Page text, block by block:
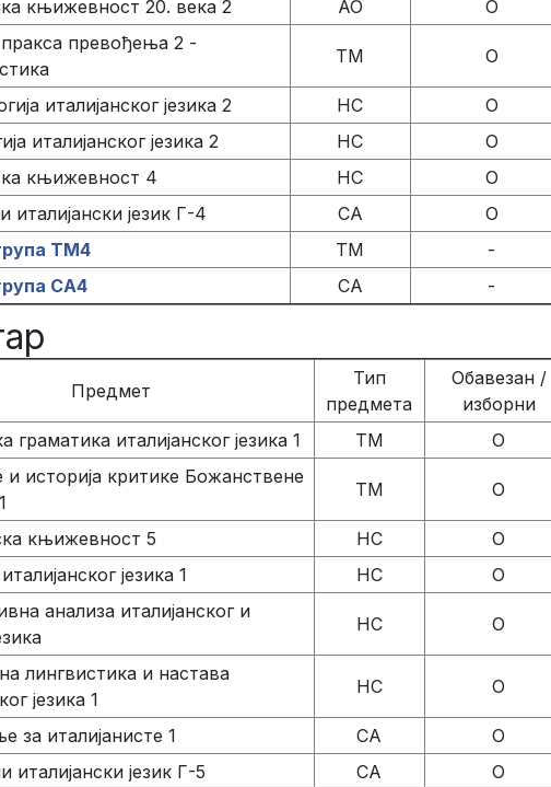
књижевност 20. века 2 АО О
пракса превођења 2 -
ТМ О
италијанског језика 2 НС О
италијанског језика 2 НС О
књижевност 4 НС О
италијански језик Г-4 СА О
ТМ4
ТМ -
СА4
СА -
Предмет
Тип
предмета
Обавезан /
изборни
граматика италијанског језика 1 ТМ О
историја критике Божанствене
ТМ О
књижевност 5 НС О
језика 1 НС О
анализа италијанског и
НС О
лингвистика и настава
језика 1
НС О
за италијанисте 1 СА О
италијански језик Г-5 СА О